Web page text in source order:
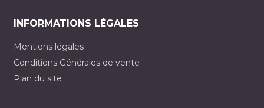
INFORMATIONS LÉGALES
Mentions légales
Conditions Générales de vente
Plan du site